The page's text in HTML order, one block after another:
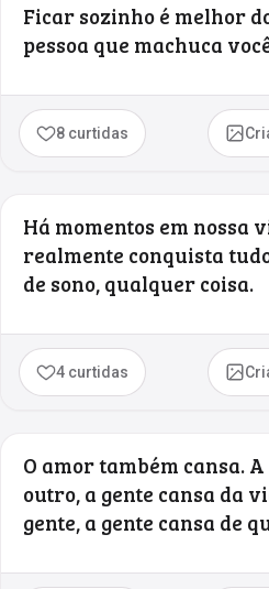
Ficar sozinho é melhor
pessoa que machuca
8 curtidas
Há momentos em nossa
realmente conquista
de sono, qualquer coisa.
4 curtidas
O amor também cansa.
outro, a gente cansa da
gente, a gente cansa de